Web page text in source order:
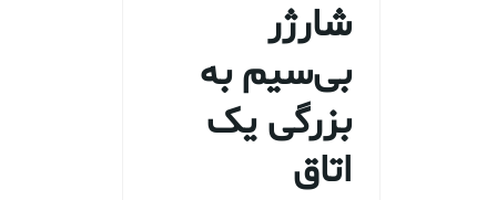
شارژر
بی‌سیم به
بزرگی یک
اتاق